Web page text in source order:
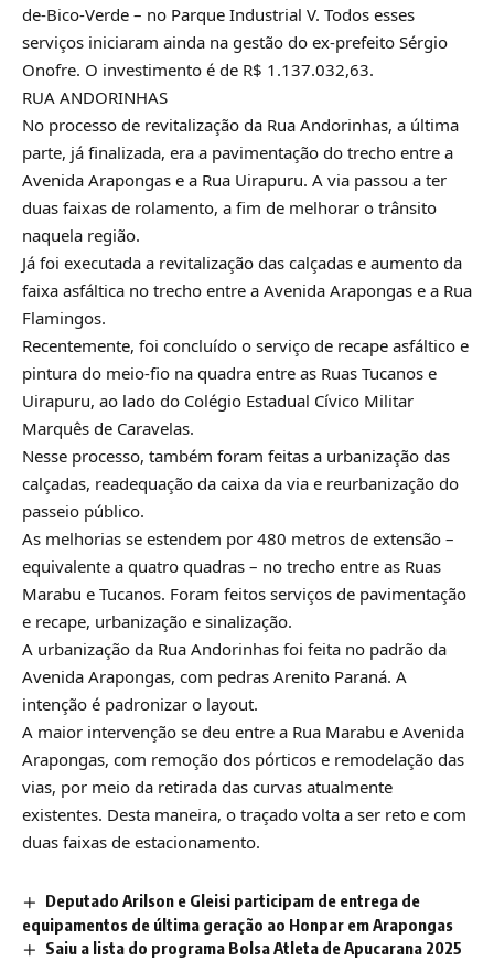
de-Bico-Verde – no Parque Industrial V. Todos esses
serviços iniciaram ainda na gestão do ex-prefeito Sérgio
Onofre. O investimento é de R$ 1.137.032,63.
RUA ANDORINHAS
No processo de revitalização da Rua Andorinhas, a última
parte, já finalizada, era a pavimentação do trecho entre a
Avenida Arapongas e a Rua Uirapuru. A via passou a ter
duas faixas de rolamento, a fim de melhorar o trânsito
naquela região.
Já foi executada a revitalização das calçadas e aumento da
faixa asfáltica no trecho entre a Avenida Arapongas e a Rua
Flamingos.
Recentemente, foi concluído o serviço de recape asfáltico e
pintura do meio-fio na quadra entre as Ruas Tucanos e
Uirapuru, ao lado do Colégio Estadual Cívico Militar
Marquês de Caravelas.
Nesse processo, também foram feitas a urbanização das
calçadas, readequação da caixa da via e reurbanização do
passeio público.
As melhorias se estendem por 480 metros de extensão –
equivalente a quatro quadras – no trecho entre as Ruas
Marabu e Tucanos. Foram feitos serviços de pavimentação
e recape, urbanização e sinalização.
A urbanização da Rua Andorinhas foi feita no padrão da
Avenida Arapongas, com pedras Arenito Paraná. A
intenção é padronizar o layout.
A maior intervenção se deu entre a Rua Marabu e Avenida
Arapongas, com remoção dos pórticos e remodelação das
vias, por meio da retirada das curvas atualmente
existentes. Desta maneira, o traçado volta a ser reto e com
duas faixas de estacionamento.
Deputado Arilson e Gleisi participam de entrega de
equipamentos de última geração ao Honpar em Arapongas
Saiu a lista do programa Bolsa Atleta de Apucarana 2025